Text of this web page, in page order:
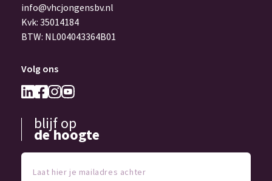
info@vhcjongensbv.nl
Kvk: 35014184
BTW: NL004043364B01
Volg ons
blijf op
de hoogte